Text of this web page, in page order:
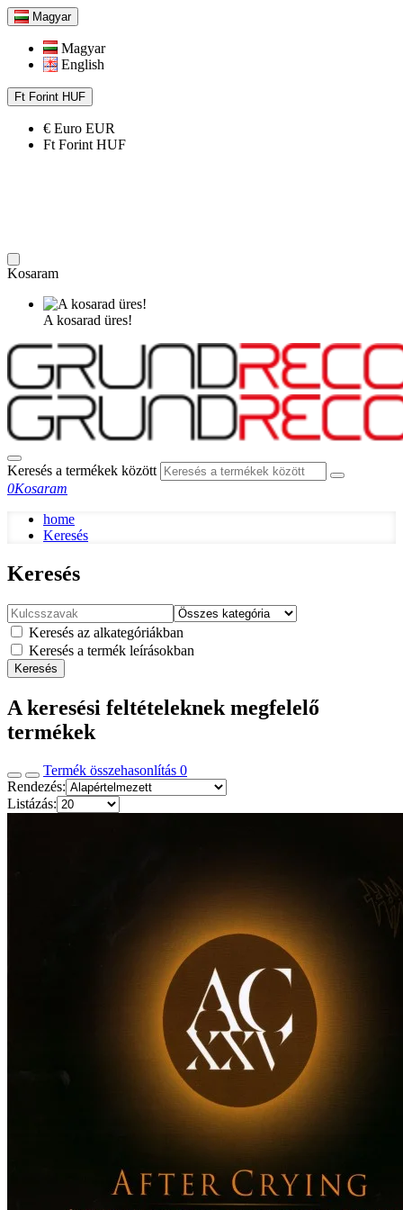
Magyar
Magyar
English
Ft Forint HUF
€ Euro EUR
Ft Forint HUF
Kosaram
A kosarad üres!
Keresés a termékek között
0Kosaram
home
Keresés
Keresés
Keresés az alkategóriákban
Keresés a termék leírásokban
Keresés
A keresési feltételeknek megfelelő
termékek
Termék összehasonlítás 0
Rendezés:
Listázás: